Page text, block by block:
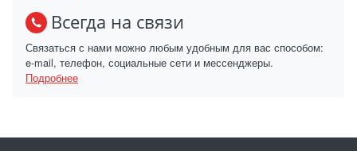
Всегда на связи
Связаться с нами можно любым удобным для вас способом:
e-mail, телефон, социальные сети и мессенджеры.
Подробнее